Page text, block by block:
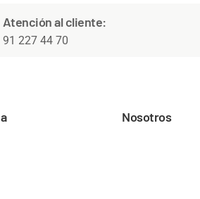
Atención al cliente:
91 227 44 70
Nosotros